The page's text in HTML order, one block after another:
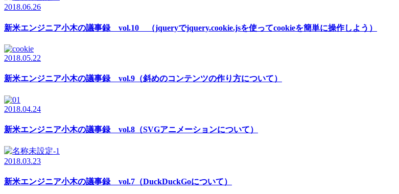
2018.06.26
新米エンジニア小木の議事録 vol.10 （jqueryでjquery.cookie.jsを使ってcookieを簡単に操作しよう）
2018.05.22
新米エンジニア小木の議事録 vol.9（斜めのコンテンツの作り方について）
2018.04.24
新米エンジニア小木の議事録 vol.8（SVGアニメーションについて）
2018.03.23
新米エンジニア小木の議事録 vol.7（DuckDuckGoについて）